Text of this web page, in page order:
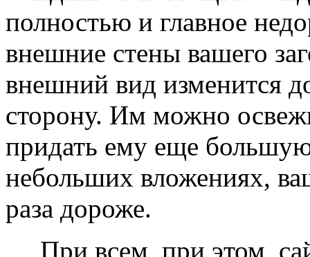
полностью и главное
внешние стены вашего
внешний вид изменится
сторону. Им можно
придать ему еще
небольших вложениях,
раза дороже.
При всем, при этом,